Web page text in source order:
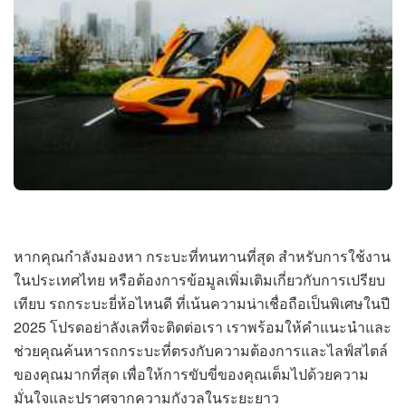
หากคุณกำลังมองหา กระบะที่ทนทานที่สุด สำหรับการใช้งาน
ในประเทศไทย หรือต้องการข้อมูลเพิ่มเติมเกี่ยวกับการเปรียบ
เทียบ รถกระบะยี่ห้อไหนดี ที่เน้นความน่าเชื่อถือเป็นพิเศษในปี
2025 โปรดอย่าลังเลที่จะติดต่อเรา เราพร้อมให้คำแนะนำและ
ช่วยคุณค้นหารถกระบะที่ตรงกับความต้องการและไลฟ์สไตล์
ของคุณมากที่สุด เพื่อให้การขับขี่ของคุณเต็มไปด้วยความ
มั่นใจและปราศจากความกังวลในระยะยาว